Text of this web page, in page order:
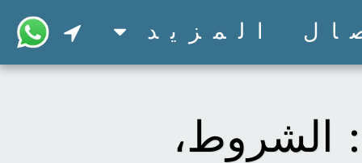
المزيد
زواج السعودي من أجنبية 2026: الشروط،